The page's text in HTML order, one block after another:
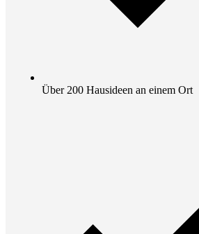
Über 200 Hausideen an einem Ort